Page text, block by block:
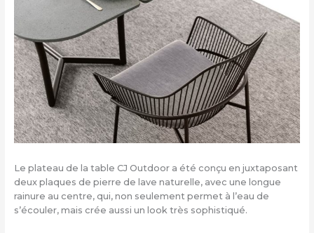
Le plateau de la table CJ Outdoor a été conçu en juxtaposant
deux plaques de pierre de lave naturelle, avec une longue
rainure au centre, qui, non seulement permet à l’eau de
s’écouler, mais crée aussi un look très sophistiqué.